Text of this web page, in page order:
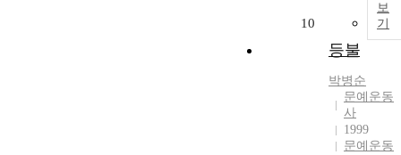
보
기
10
등불
박병순
문예운동
사
1999
문예운동